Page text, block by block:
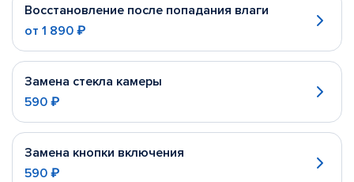
Восстановление после попадания влаги
от 1 890 ₽
Замена стекла камеры
590 ₽
Замена кнопки включения
590 ₽